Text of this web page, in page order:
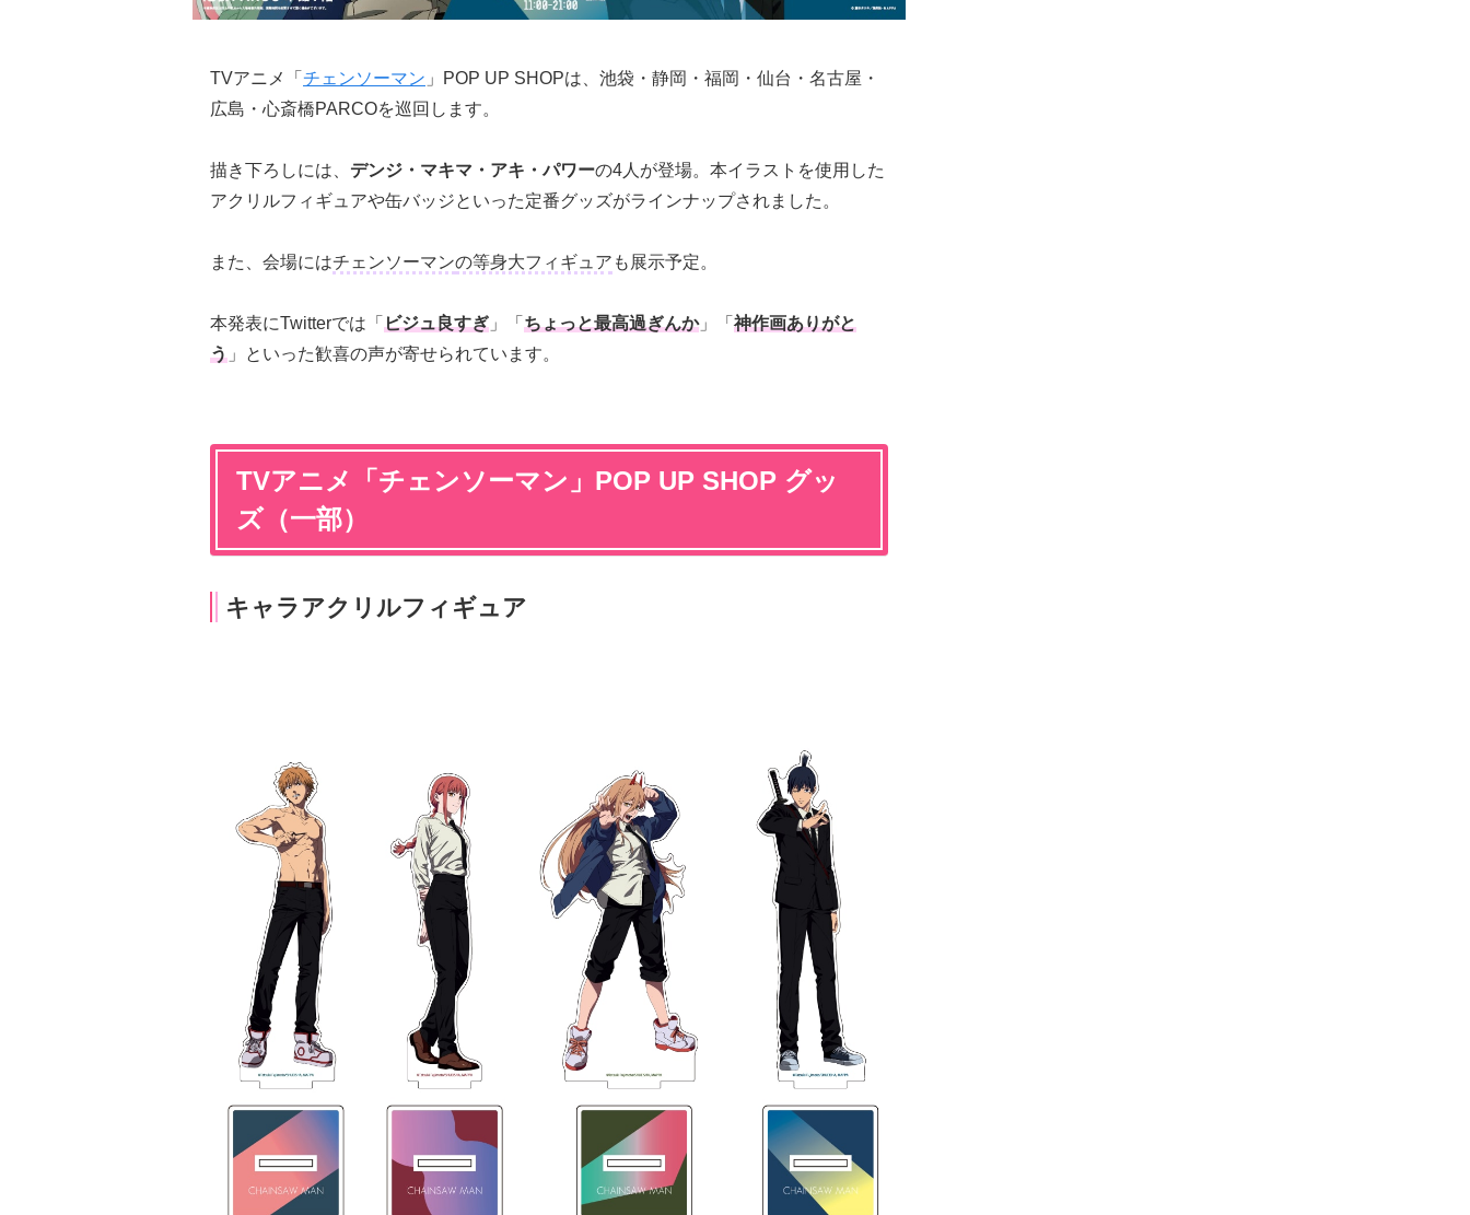
TVアニメ「 チェンソーマン 」POP UP SHOPは、池袋・静岡・福岡・仙台・名古屋・
広島・心斎橋PARCOを巡回します。
描き下ろしには、 デンジ・マキマ・アキ・パワーの4人が登場。本イラストを使用した
アクリルフィギュアや缶バッジといった定番グッズがラインナップされました。
また、会場にはチェンソーマンの等身大フィギュア も展示予定。
本発表にTwitterでは「 ビジュ良すぎ 」「 ちょっと最高過ぎんか」「 神作画ありがと
う 」といった歓喜の声が寄せられています。
TVアニメ「チェンソーマン」POP UP SHOP グッ
ズ（一部）
キャラアクリルフィギュア